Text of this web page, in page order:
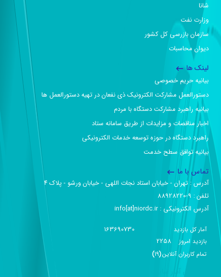
شانا
وزارت نفت
سازمان بازرسی کل کشور
دیوان محاسبات
لینک ها
بیانیه حریم خصوصی
دستورالعمل مشارکت الکترونیک ذی نفعان در تهیه دستورالعمل ها
بیانیه راهبرد مشارکت دستگاه با مردم
اخبار مناقصات و مزایدات از طریق سامانه ستاد
راهبرد دستگاه در حوزه توسعه خدمات الکترونیکی
بیانیه توافق سطح خدمت
تماس با ما
آدرس :‌ تهران - خیابان استاد نجات اللهی - خیابان ورشو - پلاک ۴
تلفن :‌ 9-88928220
آدرس الکترونیکی :‌ info[at]niordc.ir
آمار کل بازدید 163690730
بازديد امروز 2258
تمام کاربران آنلاين(
19
)
گزارش آمار سایت - خلاصه